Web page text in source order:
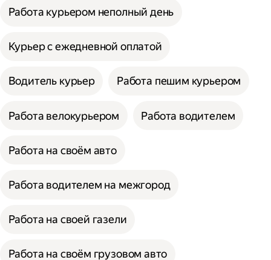
Работа курьером неполный день
Курьер с ежедневной оплатой
Водитель курьер Работа пешим курьером
Работа велокурьером Работа водителем
Работа на своём авто
Работа водителем на межгород
Работа на своей газели
Работа на своём грузовом авто